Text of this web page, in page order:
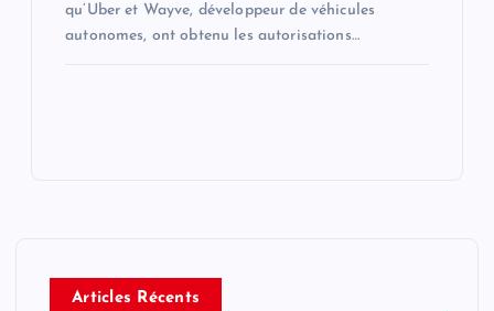
qu’Uber et Wayve, développeur de véhicules
autonomes, ont obtenu les autorisations…
Articles Récents